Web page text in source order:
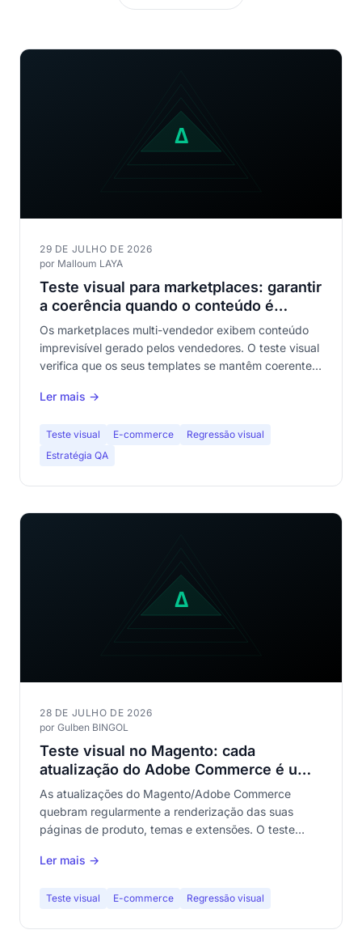
29 DE JULHO DE 2026
por Malloum LAYA
Teste visual para marketplaces: garantir
a coerência quando o conteúdo é
imprevisível
Os marketplaces multi-vendedor exibem conteúdo
imprevisível gerado pelos vendedores. O teste visual
verifica que os seus templates se mantêm coerentes
QA de e-commerce.
Ler mais →
Teste visual E-commerce
Regressão visual
Estratégia QA
28 DE JULHO DE 2026
por Gulben BINGOL
Teste visual no Magento: cada
atualização do Adobe Commerce é um
risco para a sua vitrine
As atualizações do Magento/Adobe Commerce
quebram regularmente a renderização das suas
páginas de produto, temas e extensões. O teste
contra regressões visuais num catálogo de centenas
Ler mais →
Teste visual E-commerce Regressão visual